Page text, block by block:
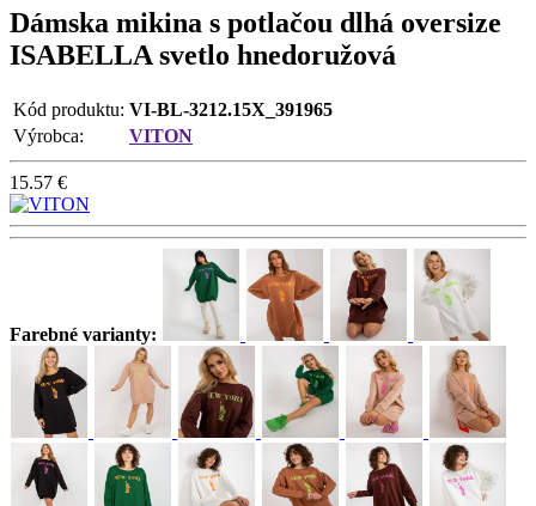
Dámska mikina s potlačou dlhá oversize
ISABELLA svetlo hnedoružová
Kód produktu: VI-BL-3212.15X_391965
Výrobca:
VITON
15.57 €
Farebné varianty: